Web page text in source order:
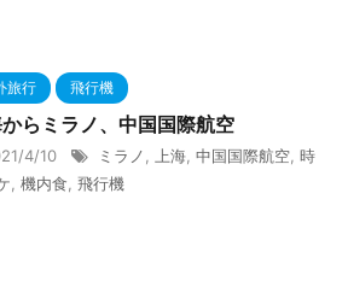
旅行 飛行機
らミラノ、中国国際航空
4/10 ミラノ 上海 中国国際航空 時
機内食 飛行機